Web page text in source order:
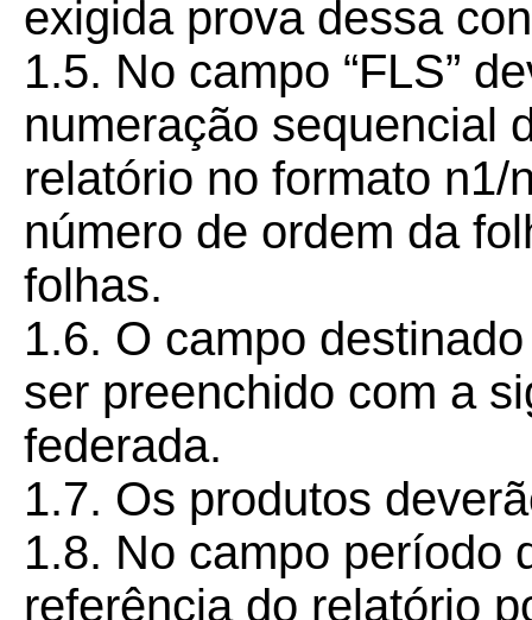
exigida prova dessa
1.5. No campo “FLS”
numeração sequencial
relatório no formato
número de ordem da
folhas.
1.6. O campo
ser preenchido com a
federada.
1.7. Os produtos
1.8. No campo período
referência do relatório